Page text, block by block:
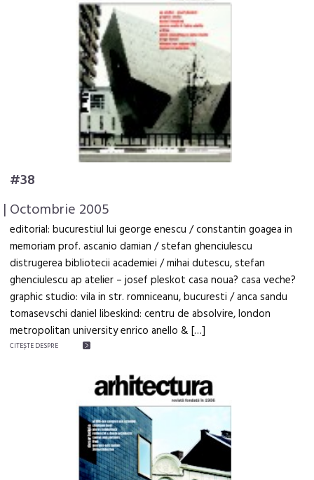
#38
| Octombrie 2005
editorial: bucurestiul lui george enescu / constantin goagea in
memoriam prof. ascanio damian / stefan ghenciulescu
distrugerea bibliotecii academiei / mihai dutescu, stefan
ghenciulescu ap atelier – josef pleskot casa noua? casa veche?
graphic studio: vila in str. romniceanu, bucuresti / anca sandu
tomasevschi daniel libeskind: centru de absolvire, london
metropolitan university enrico anello & […]
CITEŞTE DESPRE